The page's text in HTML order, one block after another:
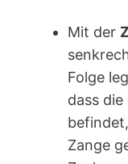
Mit der
Folge
dass
Zange